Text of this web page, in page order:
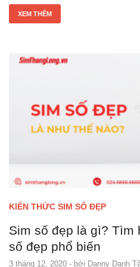
XEM THÊM
KIẾN THỨC SIM SỐ ĐẸP
Sim số đẹp là gì? Tìm
số đẹp phổ biến
3 tháng 12, 2020 - bởi Danny Danh